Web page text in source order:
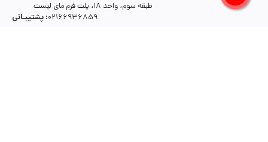
طبقه سوم، واحد 18، پلت فرم مای لیست
پشتیبـانی :02166936859